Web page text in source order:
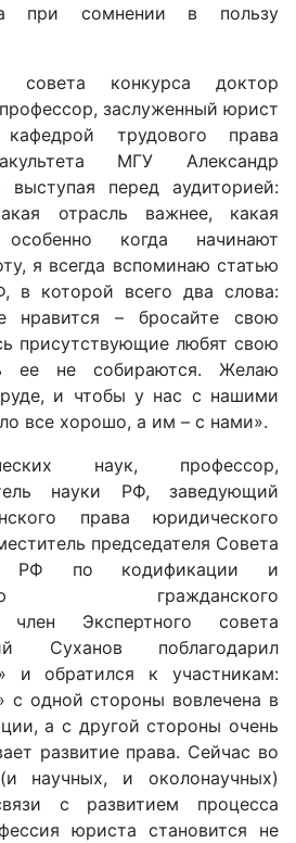
при сомнении в пользу
совета конкурса доктор
заслуженный юрист
трудового права
МГУ Александр
выступая перед аудиторией:
отрасль важнее, какая
когда начинают
я всегда вспоминаю статью
в которой всего два слова:
нравится – бросайте свою
присутствующие любят свою
ее не собираются. Желаю
и чтобы у нас с нашими
все хорошо, а им – с нами».
наук, профессор,
науки РФ, заведующий
права юридического
председателя Совета
РФ по кодификации и
гражданского
член Экспертного совета
Сухановпоблагодарил
и обратился к участникам:
с одной стороны вовлечена в
а с другой стороны очень
развитие права. Сейчас во
научных, и околонаучных)
с развитием процесса
юриста становится не